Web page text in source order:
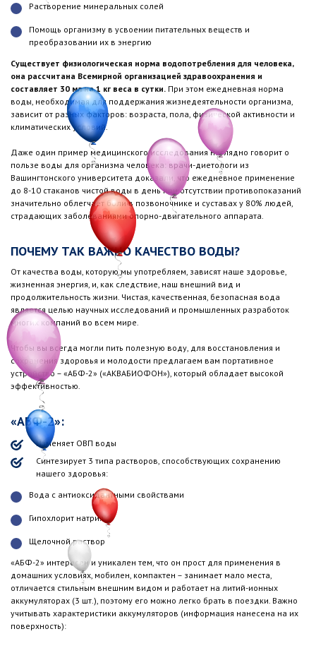
Растворение минеральных солей
Помощь организму в усвоении питательных веществ и
преобразовании их в энергию
Существует физиологическая норма водопотребления для человека,
она рассчитана Всемирной организацией здравоохранения и
составляет 30 мл на 1 кг веса в сутки. При этом ежедневная норма
воды, необходимая для поддержания жизнедеятельности организма,
зависит от разных факторов: возраста, пола, физической активности и
климатических условий.
Даже один пример медицинского исследования наглядно говорит о
пользе воды для организма человека: врачи-диетологи из
Вашингтонского университета доказали, что ежедневное применение
до 8-10 стаканов чистой воды в день при отсутствии противопоказаний
значительно облегчает боли в позвоночнике и суставах у 80% людей,
страдающих заболеваниями опорно-двигательного аппарата.
ПОЧЕМУ ТАК ВАЖНО КАЧЕСТВО ВОДЫ?
От качества воды, которую мы употребляем, зависят наше здоровье,
жизненная энергия, и, как следствие, наш внешний вид и
продолжительность жизни. Чистая, качественная, безопасная вода
является целью научных исследований и промышленных разработок
многих компаний во всем мире.
Чтобы вы всегда могли пить полезную воду, для восстановления и
сохранения здоровья и молодости предлагаем вам портативное
устройство – «АБФ-2» («АКВАБИОФОН»), который обладает высокой
эффективностью.
«АБФ-2»:
Изменяет ОВП воды
Синтезирует 3 типа растворов, способствующих сохранению
нашего здоровья:
Вода с антиоксидантными свойствами
Гипохлорит натрия
Щелочной раствор
«АБФ-2» интересен и уникален тем, что он прост для применения в
домашних условиях, мобилен, компактен – занимает мало места,
отличается стильным внешним видом и работает на литий-ионных
аккумуляторах (3 шт.), поэтому его можно легко брать в поездки. Важно
учитывать характеристики аккумуляторов (информация нанесена на их
поверхность):